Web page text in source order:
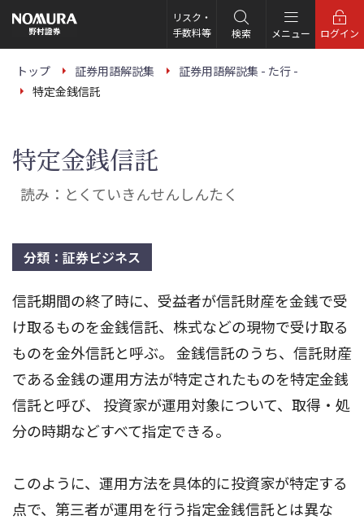
の
ー
リスク・
手数料等
検索 メニュー ログイン
トップ 証券用語解説集
証券用語解説集 - た行 -
特定金銭信託
特定金銭信託
読み：とくていきんせんしんたく
分類：証券ビジネス
信託期間の終了時に、受益者が信託財産を金銭で受
け取るものを金銭信託、株式などの現物で受け取る
ものを金外信託と呼ぶ。 金銭信託のうち、信託財産
である金銭の運用方法が特定されたものを特定金銭
信託と呼び、 投資家が運用対象について、取得・処
分の時期などすべて指定できる。
このように、運用方法を具体的に投資家が特定する
点で、第三者が運用を行う指定金銭信託とは異な